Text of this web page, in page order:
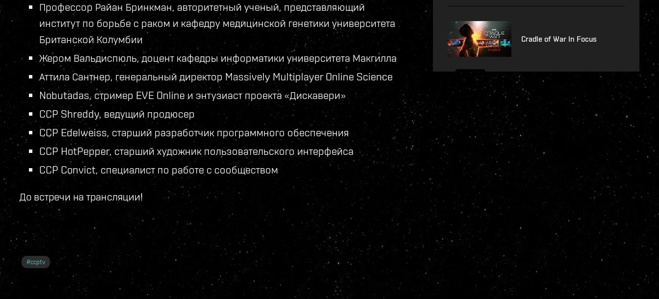
Профессор Райан Бринкман, авторитетный ученый, представляющий
институт по борьбе с раком и кафедру медицинской генетики университета
Британской Колумбии
Жером Вальдиспюль, доцент кафедры информатики университета Макгилла
Аттила Сантнер, генеральный директор Massively Multiplayer Online Science
Nobutadas, стример EVE Online и энтузиаст проекта «Дискавери»
CCP Shreddy, ведущий продюсер
CCP Edelweiss, старший разработчик программного обеспечения
CCP HotPepper, старший художник пользовательского интерфейса
CCP Convict, специалист по работе с сообществом
До встречи на трансляции!
#ccptv
Cradle of War In Focus